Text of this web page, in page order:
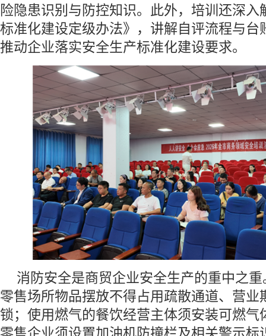
险隐患识别与防控知识。此外，培训还深入
标准化建设定级办法》，讲解自评流程与台
推动企业落实安全生产标准化建设要求。
消防安全是商贸企业安全生产的重中之
零售场所物品摆放不得占用疏散通道、营业
锁；使用燃气的餐饮经营主体须安装可燃气